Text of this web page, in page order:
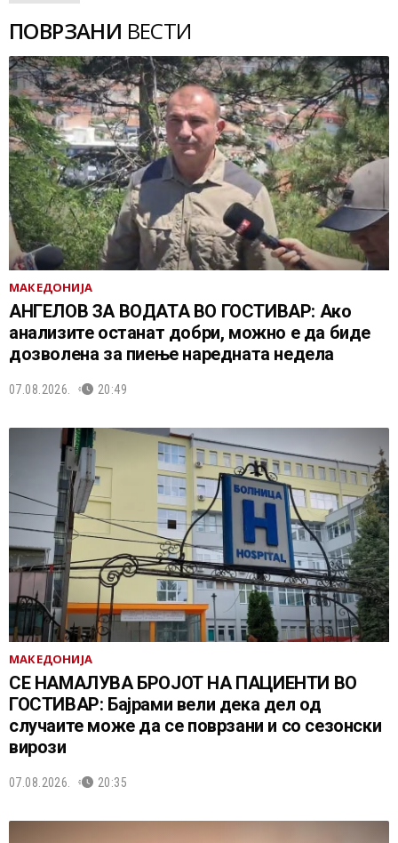
ПОВРЗАНИ ВЕСТИ
МАКЕДОНИЈА
АНГЕЛОВ ЗА ВОДАТА ВО ГОСТИВАР: Ако
анализите останат добри, можно е да биде
дозволена за пиење наредната недела
07.08.2026. 20:49
МАКЕДОНИЈА
СЕ НАМАЛУВА БРОЈОТ НА ПАЦИЕНТИ ВО
ГОСТИВАР: Бајрами вели дека дел од
случаите може да се поврзани и со сезонски
вирози
07.08.2026. 20:35